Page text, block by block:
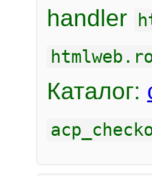
handler
Каталог: